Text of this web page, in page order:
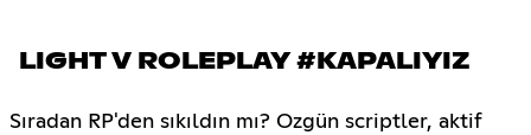
LIGHT V ROLEPLAY #KAPALIYIZ
Sıradan RP'den sıkıldın mı? Ozgün scriptler, aktif